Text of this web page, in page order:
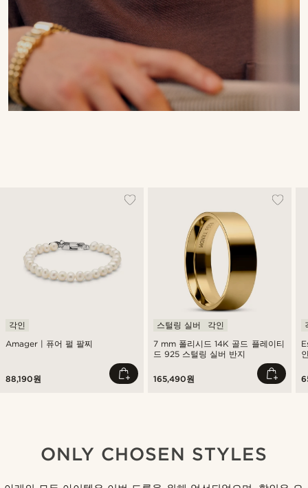
Amager | 퓨어 펄 팔찌
각인
88,190원
7 mm 폴리시드 14K 골드 플레이티
드 925 스털링 실버 반지
스털링 실버 각인
165,490원
ONLY CHOSEN STYLES